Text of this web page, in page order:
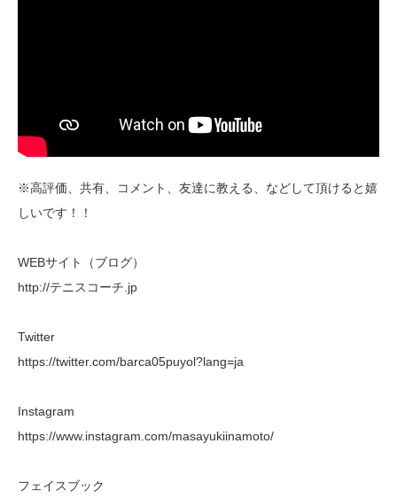
※高評価、共有、コメント、友達に教える、などして頂けると嬉
しいです！！
WEBサイト（ブログ）
http://テニスコーチ.jp
Twitter
https://twitter.com/barca05puyol?lang=ja
Instagram
https://www.instagram.com/masayukiinamoto/
フェイスブック